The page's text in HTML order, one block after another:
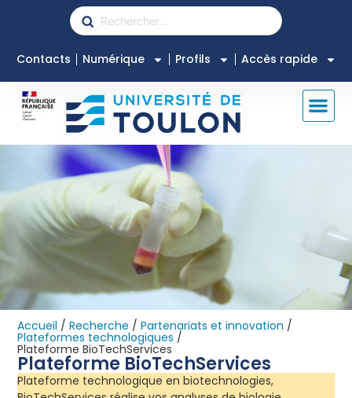
Contacts Numérique Profils Accès rapide
Accueil /Recherche /Partenariats et innovation /
Plateformes technologiques /
Plateforme BioTechServices
Plateforme BioTechServices
Plateforme technologique en biotechnologies,